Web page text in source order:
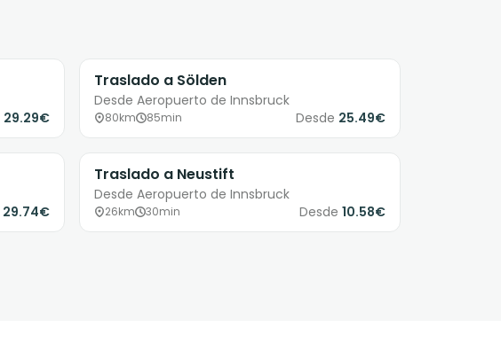
29.29€
Traslado a Sölden
Desde Aeropuerto de Innsbruck
80km 85min Desde 25.49€
29.74€
Traslado a Neustift
Desde Aeropuerto de Innsbruck
26km 30min Desde 10.58€